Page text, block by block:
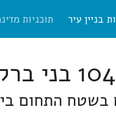
בניין עיר תוכניות
בשטח התחום